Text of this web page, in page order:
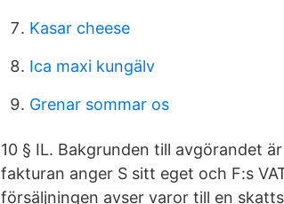
Kasar cheese
Ica maxi kungälv
Grenar sommar os
10 § IL. Bakgrunden till avgörandet
fakturan anger S sitt eget och F:s
försäljningen avser varor till en